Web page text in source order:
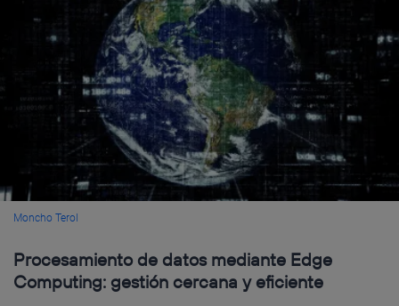
Moncho Terol
Procesamiento de datos mediante Edge
Computing: gestión cercana y eficiente